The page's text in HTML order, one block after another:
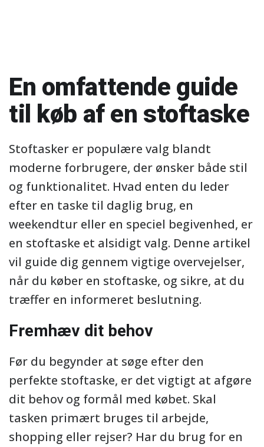
En omfattende guide
til køb af en stoftaske
Stoftasker er populære valg blandt
moderne forbrugere, der ønsker både stil
og funktionalitet. Hvad enten du leder
efter en taske til daglig brug, en
weekendtur eller en speciel begivenhed, er
en stoftaske et alsidigt valg. Denne artikel
vil guide dig gennem vigtige overvejelser,
når du køber en stoftaske, og sikre, at du
træffer en informeret beslutning.
Fremhæv dit behov
Før du begynder at søge efter den
perfekte stoftaske, er det vigtigt at afgøre
dit behov og formål med købet. Skal
tasken primært bruges til arbejde,
shopping eller rejser? Har du brug for en